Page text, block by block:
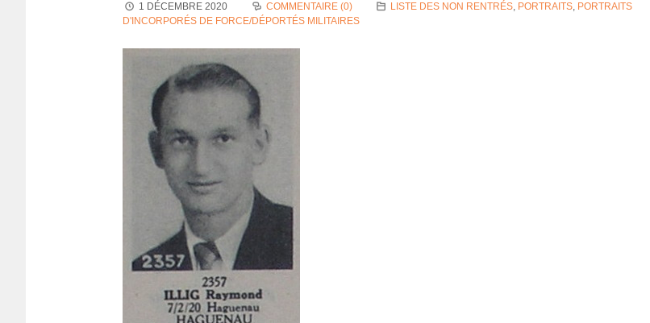
1 DÉCEMBRE 2020 COMMENTAIRE (0) LISTE DES NON RENTRÉS, PORTRAITS, PORTRAITS
D'INCORPORÉS DE FORCE/DÉPORTÉS MILITAIRES